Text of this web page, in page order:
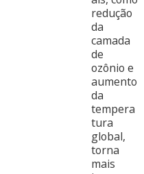
redução
da
camada
de
ozônio e
aumento
da
tempera
tura
global,
torna
mais